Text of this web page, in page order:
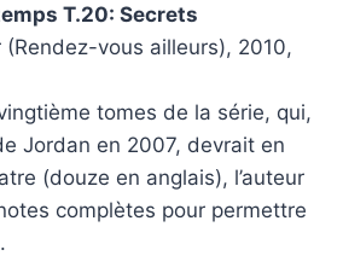
T.20: Secrets
(Rendez-vous ailleurs), 2010,
tomes de la série, qui,
Jordan en 2007, devrait en
(douze en anglais), l’auteur
complètes pour permettre